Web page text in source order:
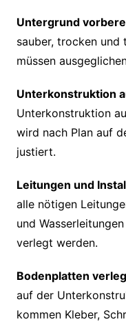
Untergrund
sauber, trocken und
müssen
Unterkonstruktion
Unterkonstruktion
wird nach Plan auf
justiert.
Leitungen und
alle nötigen
und
verlegt werden.
Bodenplatten
auf der
kommen Kleber,